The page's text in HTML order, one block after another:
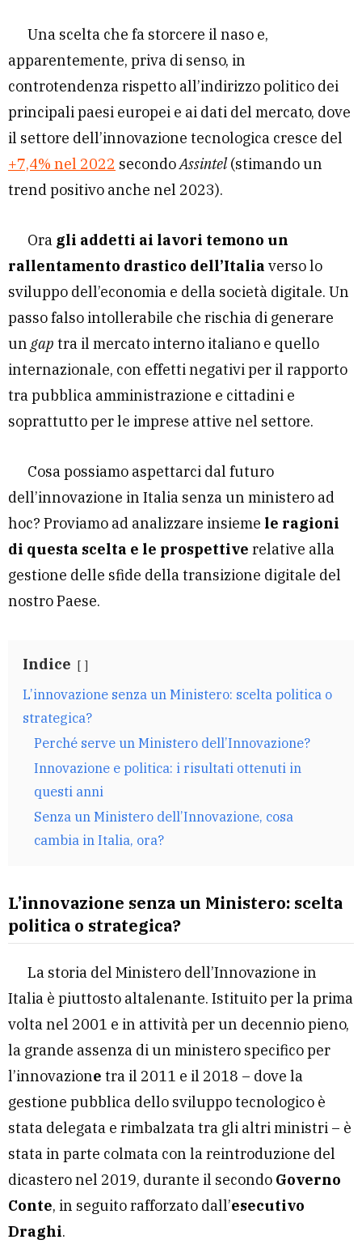
Una scelta che fa storcere il naso e,
apparentemente, priva di senso, in
controtendenza rispetto all’indirizzo politico dei
principali paesi europei e ai dati del mercato, dove
il settore dell’innovazione tecnologica cresce del
+7,4% nel 2022 secondoAssintel(stimando un
trend positivo anche nel 2023).
Ora gli addetti ai lavori temono un
rallentamento drastico dell’Italia verso lo
sviluppo dell’economia e della società digitale. Un
passo falso intollerabile che rischia di generare
un gap tra il mercato interno italiano e quello
internazionale, con effetti negativi per il rapporto
tra pubblica amministrazione e cittadini e
soprattutto per le imprese attive nel settore.
Cosa possiamo aspettarci dal futuro
dell’innovazione in Italia senza un ministero ad
hoc? Proviamo ad analizzare insieme le ragioni
di questa scelta e le prospettive relative alla
gestione delle sfide della transizione digitale del
nostro Paese.
Indice
L’innovazione senza un Ministero: scelta politica o
strategica?
Perché serve un Ministero dell’Innovazione?
Innovazione e politica: i risultati ottenuti in
questi anni
Senza un Ministero dell’Innovazione, cosa
cambia in Italia, ora?
L’innovazione senza un Ministero: scelta
politica o strategica?
La storia del Ministero dell’Innovazione in
Italia è piuttosto altalenante. Istituito per la prima
volta nel 2001 e in attività per un decennio pieno,
la grande assenza di un ministero specifico per
l’innovazione tra il 2011 e il 2018 – dove la
gestione pubblica dello sviluppo tecnologico è
stata delegata e rimbalzata tra gli altri ministri – è
stata in parte colmata con la reintroduzione del
dicastero nel 2019, durante il secondo Governo
Conte, in seguito rafforzato dall’esecutivo
Draghi.